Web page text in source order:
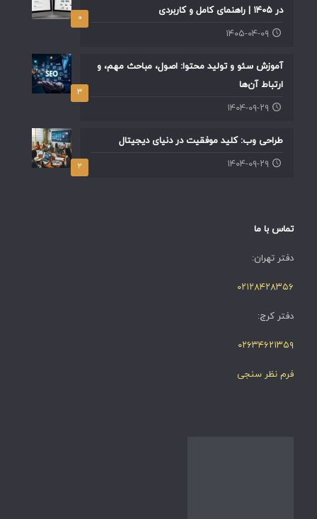
۰
در ۱۴۰۵ | راهنمای کامل و کاربردی
۱۴۰۵-۰۴-۰۹
۳
آموزش سئو و تولید محتوا: اصول، مباحث مهم، و
ارتباط آن‌ها
۱۴۰۴-۰۹-۲۹
۲
طراحی وب: کلید موفقیت در دنیای دیجیتال
۱۴۰۴-۰۹-۲۹
تماس با ما
دفتر تهران:
۰۲۱۲۸۴۲۸۳۵۶
دفتر کرج:
۰۲۶۳۴۶۲۱۳۵۹
فرم نظر سنجی